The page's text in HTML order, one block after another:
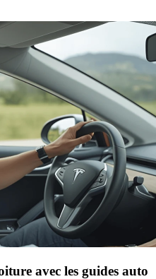
avec les guides auto